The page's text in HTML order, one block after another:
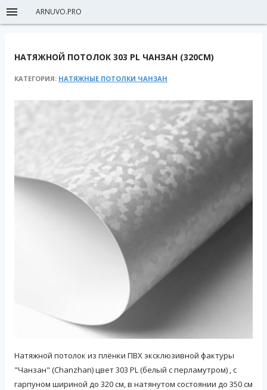
ARNUVO.PRO
НАТЯЖНОЙ ПОТОЛОК 303 PL ЧАНЗАН (320СМ)
КАТЕГОРИЯ: НАТЯЖНЫЕ ПОТОЛКИ ЧАНЗАН
Натяжной потолок из плёнки ПВХ эксклюзивной фактуры
"Чанзан" (Chanzhan) цвет 303 PL (белый с перламутром) , с
гарпуном шириной до 320 см, в натянутом состоянии до 350 см